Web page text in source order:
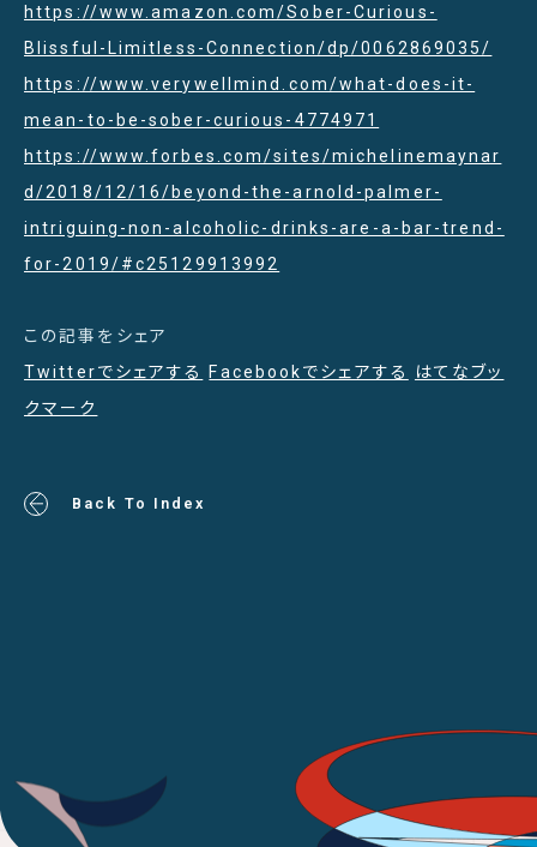
https://www.amazon.com/Sober-Curious-
Blissful-Limitless-Connection/dp/0062869035/
https://www.verywellmind.com/what-does-it-
mean-to-be-sober-curious-4774971
https://www.forbes.com/sites/michelinemaynar
d/2018/12/16/beyond-the-arnold-palmer-
intriguing-non-alcoholic-drinks-are-a-bar-trend-
for-2019/#c25129913992
この記事をシェア
Twitterでシェアする Facebookでシェアする
はてなブッ
クマーク
Back To Index